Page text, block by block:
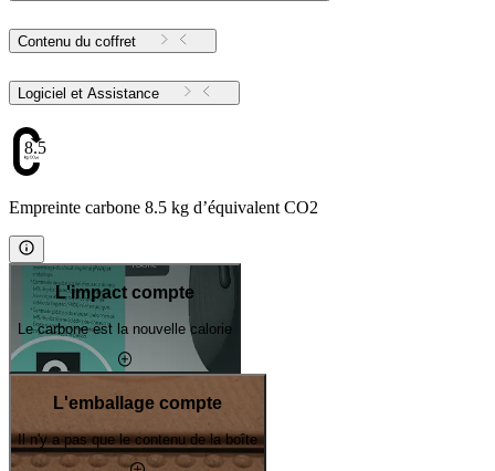
Contenu du coffret
Logiciel et Assistance
8.5
Empreinte carbone 8.5 kg d’équivalent CO2
L'impact compte
Le carbone est la nouvelle calorie
L'emballage compte
Il n'y a pas que le contenu de la boîte